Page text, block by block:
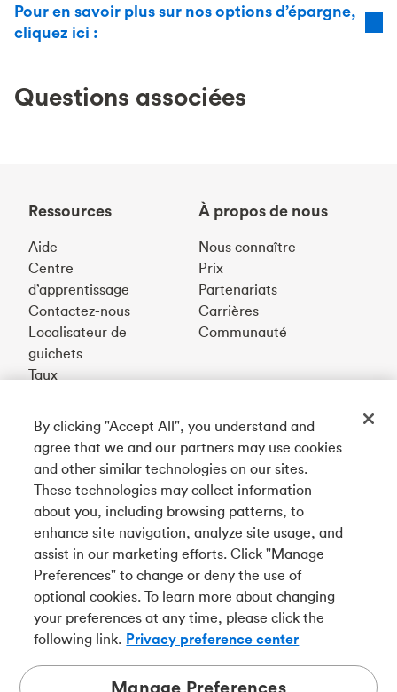
Pour en savoir plus sur nos options d’épargne,
cliquez ici :
Questions associées
Ressources
Aide
Centre
d’apprentissage
Contactez-nous
Localisateur de
guichets
Taux
À propos de nous
Nous connaître
Prix
Partenariats
Carrières
Communauté
English
Téléchargez notre appli
Connectez-vous avec nous
Tangerine est le nom commercial de la Banque Tangerine,
une filiale en propriété exclusive de La Banque de
Nouvelle-Écosse etmembre à part entière de la SADC
By clicking "Accept All", you understand and
agree that we and our partners may use cookies
and other similar technologies on our sites.
These technologies may collect information
about you, including browsing patterns, to
enhance site navigation, analyze site usage, and
assist in our marketing efforts. Click "Manage
Preferences" to change or deny the use of
optional cookies. To learn more about changing
your preferences at any time, please click the
following link. Privacy preference center
Manage Preferences